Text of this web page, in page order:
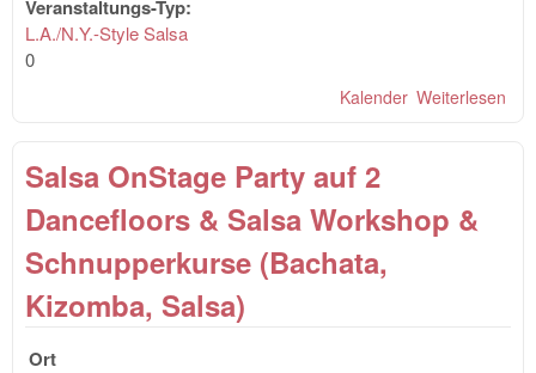
Veranstaltungs-Typ:
L.A./N.Y.-Style Salsa
0
Weiterlesen
Kalender
Salsa OnStage Party auf 2
Dancefloors & Salsa Workshop &
Schnupperkurse (Bachata,
Kizomba, Salsa)
Ort